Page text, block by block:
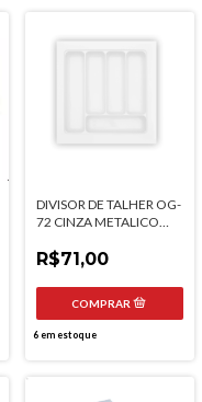
DIVISOR DE TALHER OG-
72 CINZA METALICO
MOLDPLAST
R$71,00
6em estoque